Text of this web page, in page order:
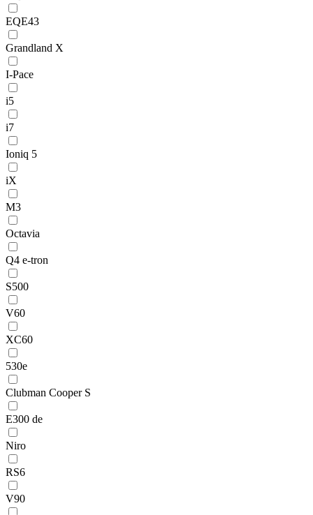
EQE43
Grandland X
I-Pace
i5
i7
Ioniq 5
iX
M3
Octavia
Q4 e-tron
S500
V60
XC60
530e
Clubman Cooper S
E300 de
Niro
RS6
V90